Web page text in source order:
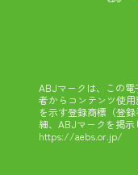
ABJマークは、この
者からコンテンツ使
を示す登録商標（登
細、ABJマークを掲示
https://aebs.or.jp/